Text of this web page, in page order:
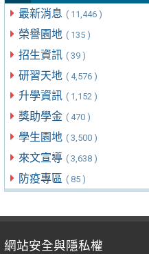
最新消息 ( 11,446 )
榮譽園地 ( 135 )
招生資訊 ( 39 )
研習天地 ( 4,576 )
升學資訊 ( 1,152 )
獎助學金 ( 470 )
學生園地 ( 3,500 )
來文宣導 ( 3,638 )
防疫專區 ( 85 )
網站安全與隱私權